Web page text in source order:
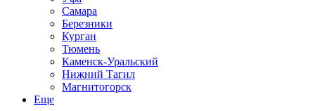
Самара
Березники
Курган
Тюмень
Каменск-Уральский
Нижний Тагил
Магнитогорск
Еще